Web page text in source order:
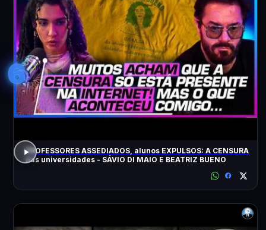
6
PROFESSORES ASSEDIADOS, alunos EXPULSOS: A CENSURA
nas universidades - SÁVIO DI MAIO E BEATRIZ BUENO